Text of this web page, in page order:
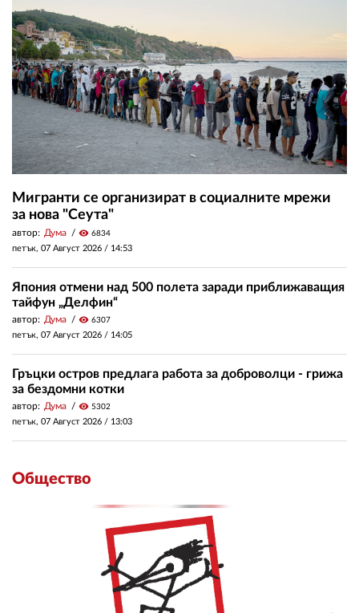
Мигранти се организират в социалните мрежи
за нова "Сеута"
автор: Дума visibility 6834
петък, 07 Август 2026 / 14:53
Япония отмени над 500 полета заради приближаващия
тайфун „Делфин“
автор: Дума visibility 6307
петък, 07 Август 2026 / 14:05
Гръцки остров предлага работа за доброволци - грижа
за бездомни котки
автор: Дума visibility 5302
петък, 07 Август 2026 / 13:03
Общество